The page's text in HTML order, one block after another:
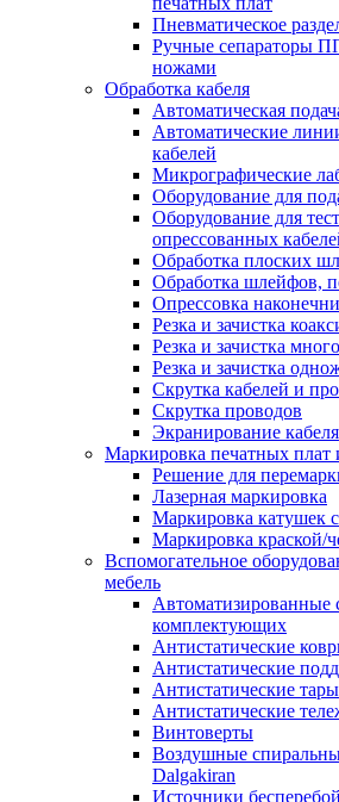
Пневматическое
Ручные сепараторы
ножами
Обработка кабеля
Автоматическая
Автоматические
кабелей
Микрографические
Оборудование для
Оборудование для
опрессованных
Обработка плоских
Обработка шлейфов,
Опрессовка
Резка и зачистка
Резка и зачистка
Резка и зачистка
Скрутка кабелей и
Скрутка проводов
Экранирование кабеля
Маркировка печатных плат
Решение для
Лазерная маркировка
Маркировка катушек
Маркировка краской/
Вспомогательное
мебель
Автоматизированные
комплектующих
Антистатические
Антистатические
Антистатические тары
Антистатические
Винтоверты
Воздушные
Dalgakiran
Источники